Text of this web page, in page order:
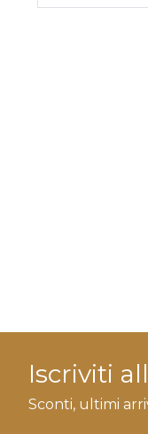
Iscriviti
Sconti, ultimi